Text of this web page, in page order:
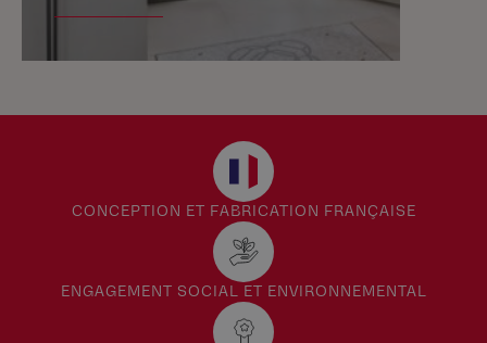
CONCEPTION ET FABRICATION FRANÇAISE
ENGAGEMENT SOCIAL ET ENVIRONNEMENTAL